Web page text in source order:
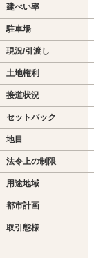
建ぺい率
駐車場
現況/引渡し
土地権利
接道状況
セットバック
地目
法令上の制限
用途地域
都市計画
取引態様